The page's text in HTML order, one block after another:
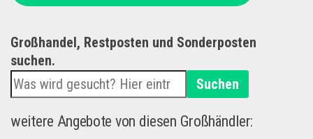
Großhandel, Restposten und Sonderposten
suchen.
Suchen
weitere Angebote von diesen Großhändler: